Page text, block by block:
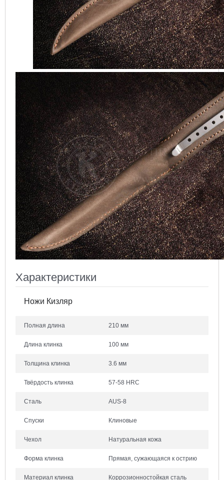
Характеристики
Ножи Кизляр
Полная длина 210 мм
Длина клинка 100 мм
Толщина клинка 3.6 мм
Твёрдость клинка 57-58 HRC
Сталь AUS-8
Спуски Клиновые
Чехол Натуральная кожа
Форма клинка Прямая, сужающаяся к острию
Материал клинка Коррозионностойкая сталь